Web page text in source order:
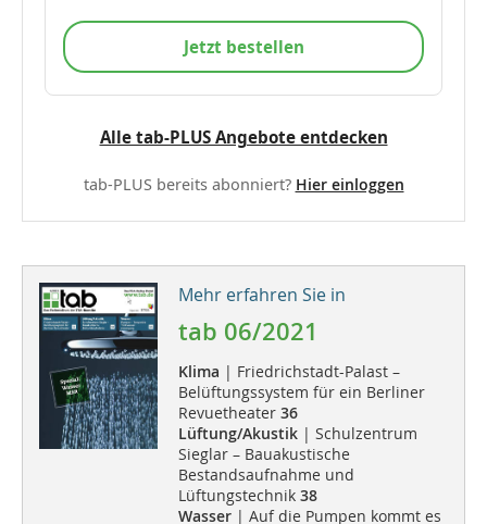
Jetzt bestellen
Alle tab-PLUS Angebote entdecken
tab-PLUS bereits abonniert? Hier einloggen
Mehr erfahren Sie in
tab 06/2021
Klima | Friedrichstadt-Palast –
Belüftungssystem für ein Berliner
Revuetheater 36
Lüftung/Akustik| Schulzentrum
Sieglar – Bauakustische
Bestandsaufnahme und
Lüftungstechnik 38
Wasser| Auf die Pumpen kommt es